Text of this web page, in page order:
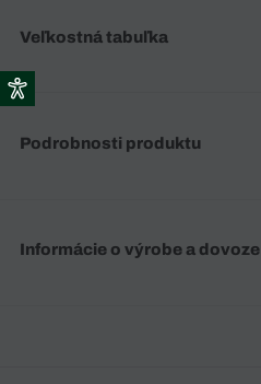
Veľkostná tabuľka
Podrobnosti produktu
Informácie o výrobe a dovoze